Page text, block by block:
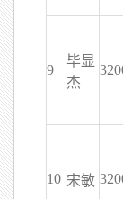
9
毕显
杰
10 宋敏